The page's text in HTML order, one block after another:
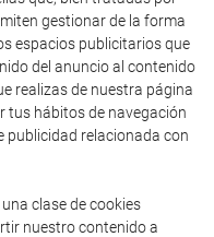
gestionar de la forma
espacios publicitarios que
del anuncio al contenido
realizas de nuestra página
tus hábitos de navegación
publicidad relacionada con
clase de cookies
nuestro contenido a